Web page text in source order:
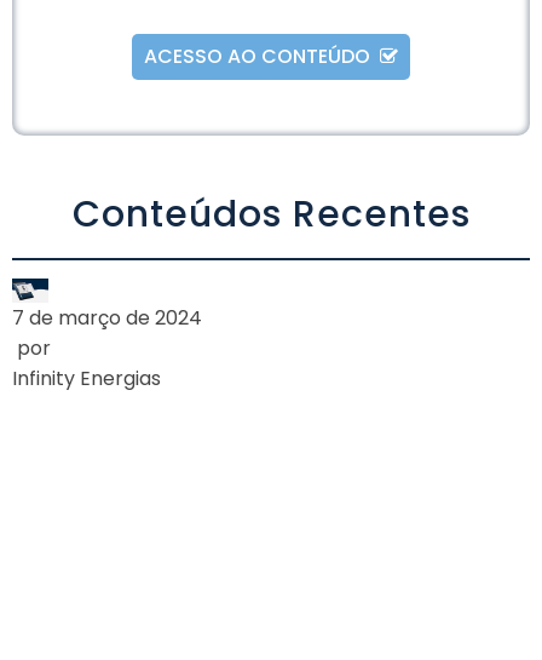
ACESSO AO CONTEÚDO
Conteúdos Recentes
7 de março de 2024
por
Infinity Energias